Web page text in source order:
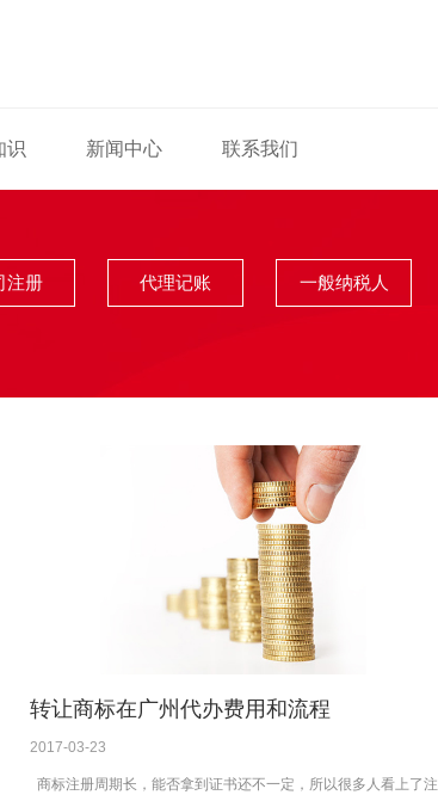
识 新闻中心 联系我们
注册 代理记账 一般纳税人
转让商标在广州代办费用和流程
2017-03-23
商标注册周期长，能否拿到证书还不一定，所以很多人看上了注